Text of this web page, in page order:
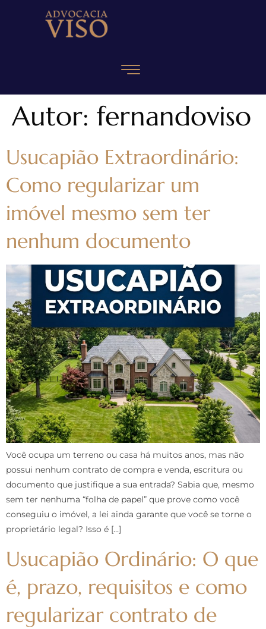
Autor: fernandoviso
Usucapião Extraordinário:
Como regularizar um
imóvel mesmo sem ter
nenhum documento
Você ocupa um terreno ou casa há muitos anos, mas não
possui nenhum contrato de compra e venda, escritura ou
documento que justifique a sua entrada? Sabia que, mesmo
sem ter nenhuma “folha de papel” que prove como você
conseguiu o imóvel, a lei ainda garante que você se torne o
proprietário legal? Isso é […]
Usucapião Ordinário: O que
é, prazo, requisitos e como
regularizar contrato de